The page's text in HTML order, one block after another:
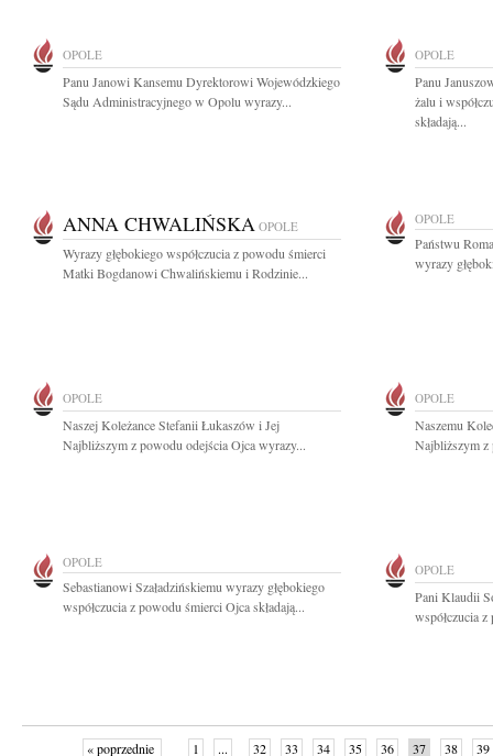
OPOLE
Panu Janowi Kansemu Dyrektorowi Wojewódzkiego
Sądu Administracyjnego w Opolu wyrazy...
OPOLE
Panu
żalu i
składają...
ANNA CHWALIŃSKA OPOLE
Wyrazy głębokiego współczucia z powodu śmierci
Matki Bogdanowi Chwalińskiemu i Rodzinie...
OPOLE
Państwu
wyrazy
OPOLE
Naszej Koleżance Stefanii Łukaszów i Jej
Najbliższym z powodu odejścia Ojca wyrazy...
OPOLE
Naszemu
Najbliższym z
OPOLE
Sebastianowi Szaładzińskiemu wyrazy głębokiego
współczucia z powodu śmierci Ojca składają...
OPOLE
Pani Klaudii
współczucia
« poprzednie 1 ... 32 33 34 35 36 37 38 39